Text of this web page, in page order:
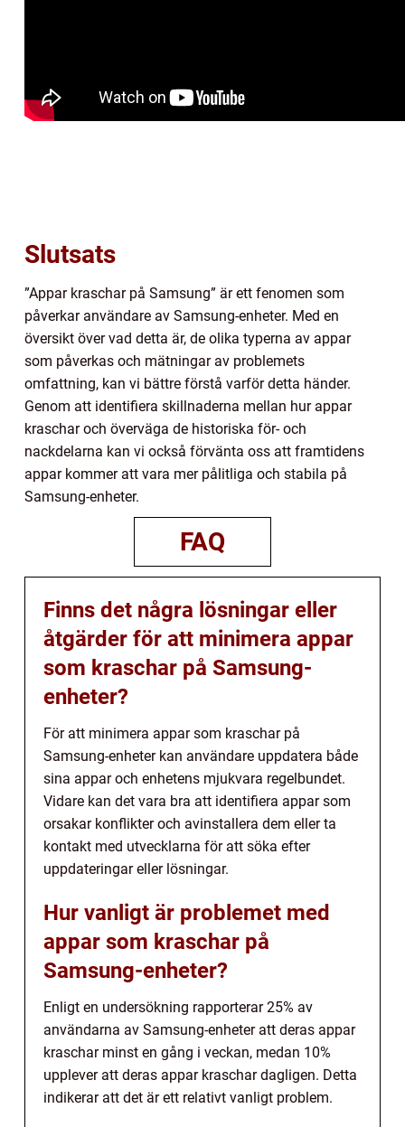
Slutsats
”Appar kraschar på Samsung” är ett fenomen som
påverkar användare av Samsung-enheter. Med en
översikt över vad detta är, de olika typerna av appar
som påverkas och mätningar av problemets
omfattning, kan vi bättre förstå varför detta händer.
Genom att identifiera skillnaderna mellan hur appar
kraschar och överväga de historiska för- och
nackdelarna kan vi också förvänta oss att framtidens
appar kommer att vara mer pålitliga och stabila på
Samsung-enheter.
FAQ
Finns det några lösningar eller
åtgärder för att minimera appar
som kraschar på Samsung-
enheter?
För att minimera appar som kraschar på
Samsung-enheter kan användare uppdatera både
sina appar och enhetens mjukvara regelbundet.
Vidare kan det vara bra att identifiera appar som
orsakar konflikter och avinstallera dem eller ta
kontakt med utvecklarna för att söka efter
uppdateringar eller lösningar.
Hur vanligt är problemet med
appar som kraschar på
Samsung-enheter?
Enligt en undersökning rapporterar 25% av
användarna av Samsung-enheter att deras appar
kraschar minst en gång i veckan, medan 10%
upplever att deras appar kraschar dagligen. Detta
indikerar att det är ett relativt vanligt problem.